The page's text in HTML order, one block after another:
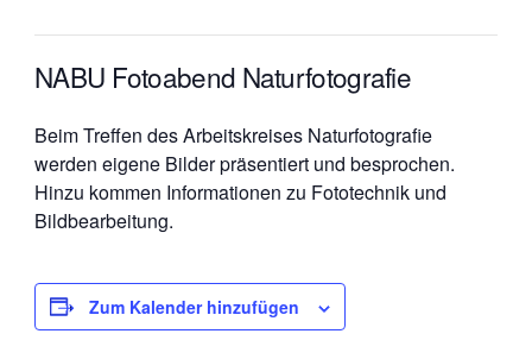
NABU Fotoabend Naturfotografie
Beim Treffen des Arbeitskreises Naturfotografie
werden eigene Bilder präsentiert und besprochen.
Hinzu kommen Informationen zu Fototechnik und
Bildbearbeitung.
Zum Kalender hinzufügen